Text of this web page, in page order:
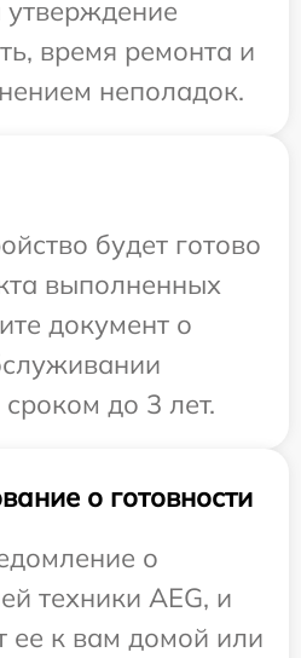
время ремонта и
неполадок.
будет готово
выполненных
документ о
до 3 лет.
о готовности
о
техники AEG, и
ее к вам домой или